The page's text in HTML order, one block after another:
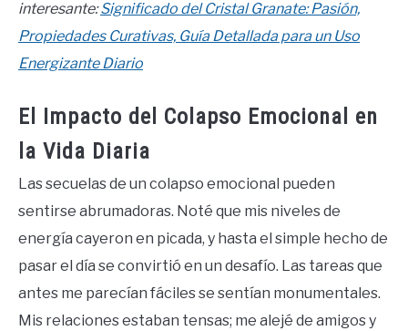
interesante:Significado del Cristal Granate: Pasión,
Propiedades Curativas, Guía Detallada para un Uso
Energizante Diario
El Impacto del Colapso Emocional en
la Vida Diaria
Las secuelas de un colapso emocional pueden
sentirse abrumadoras. Noté que mis niveles de
energía cayeron en picada, y hasta el simple hecho de
pasar el día se convirtió en un desafío. Las tareas que
antes me parecían fáciles se sentían monumentales.
Mis relaciones estaban tensas; me alejé de amigos y